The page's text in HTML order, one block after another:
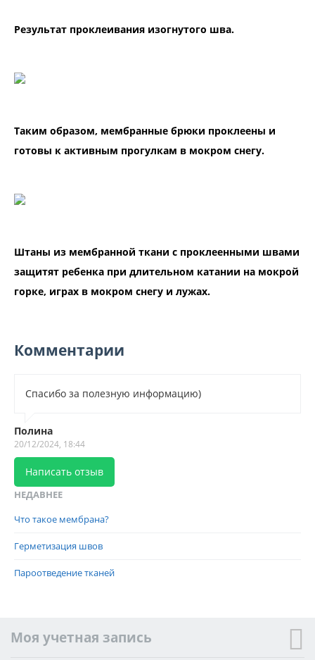
Результат проклеивания изогнутого шва.
Таким образом, мембранные брюки проклеены и
готовы к активным прогулкам в мокром снегу.
Штаны из мембранной ткани с проклеенными швами
защитят ребенка при длительном катании на мокрой
горке, играх в мокром снегу и лужах.
Комментарии
Спасибо за полезную информацию)
Полина
20/12/2024, 18:44
Написать отзыв
НЕДАВНЕЕ
Что такое мембрана?
Герметизация швов
Пароотведение тканей
Моя учетная запись